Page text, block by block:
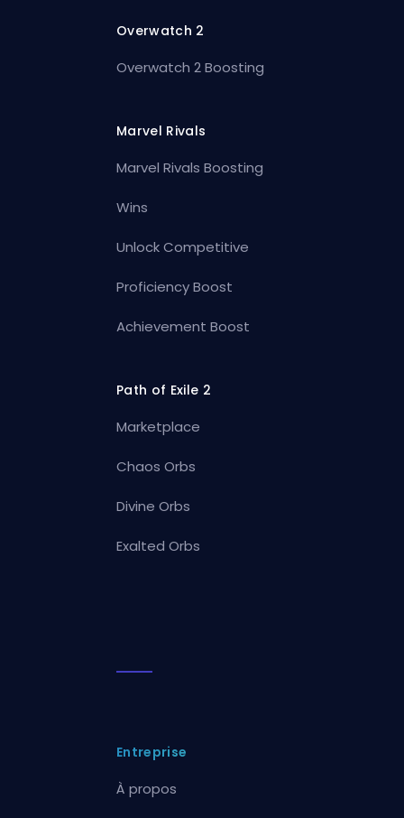
Overwatch 2
Overwatch 2 Boosting
Marvel Rivals
Marvel Rivals Boosting
Wins
Unlock Competitive
Proficiency Boost
Achievement Boost
Path of Exile 2
Marketplace
Chaos Orbs
Divine Orbs
Exalted Orbs
Entreprise
À propos